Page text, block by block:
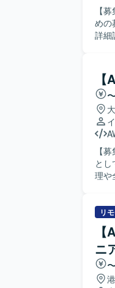
【
めの募集となります
詳細
ていただきます
ー
ラ周
いです。 【ポジションの魅力】 医療IT領域
バ
クラ
とができる環境
テ
【
としております。 【作
理や
料
す。 【求める人物像】 インフラ基盤全体を理解し、技術的な観点からリスクや懸念点を整理で
き
詳し
す。
いたします。 【ポジション
き
リ
ニ